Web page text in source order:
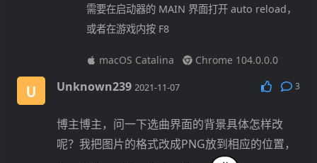
需要在启动器的 MAIN 界面打开 auto reload，
或者在游戏内按 F8
macOS Catalina Chrome 104.0.0.0
Unknown239 2021-11-07 3
博主博主，问一下选曲界面的背景具体怎样改
呢？我把图片的格式改成PNG放到相应的位置，